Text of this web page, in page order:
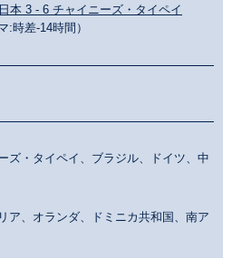
日本 3 - 6 チャイニーズ・タイペイ
時差-14時間）
ズ・タイペイ、ブラジル、ドイツ、中
ア、オランダ、ドミニカ共和国、南ア